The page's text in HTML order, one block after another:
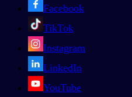
Facebook
TikTok
Instagram
LinkedIn
YouTube